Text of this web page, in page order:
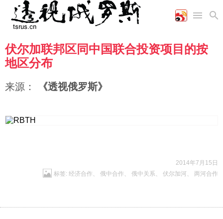
首页
国际
时政
空军
海军
陆军
经济
财经
商业
工业
文艺
教育
美食
图片新闻
高清图片
漫画
伏尔加联邦区同中国联合投资项目的按
地区分布
来源： 《透视俄罗斯》
2014年7月15日
标签: 经济合作 、 俄中合作 、 俄中关系 、 伏尔加河、 两河合作